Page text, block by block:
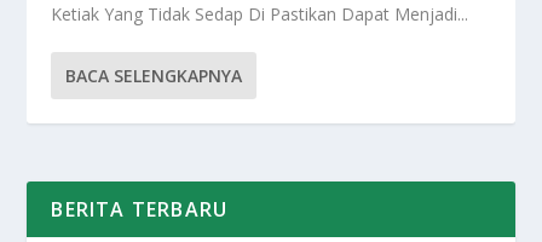
Ketiak Yang Tidak Sedap Di Pastikan Dapat Menjadi...
BACA SELENGKAPNYA
BERITA TERBARU